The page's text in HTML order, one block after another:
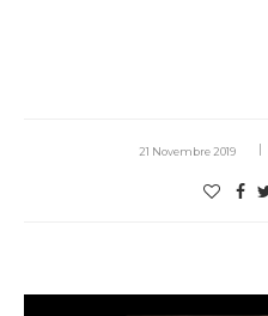
21 Novembre 2019